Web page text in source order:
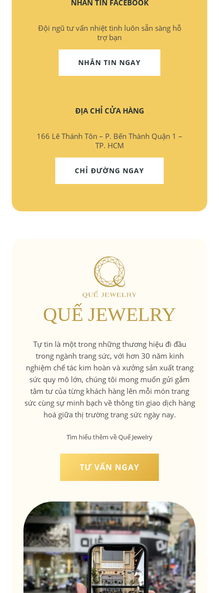
NHẮN TIN FACEBOOK
Đội ngũ tư vấn nhiệt tình luôn sẵn sàng hỗ
trợ bạn
NHẮN TIN NGAY
ĐỊA CHỈ CỬA HÀNG
166 Lê Thánh Tôn – P. Bến Thành Quận 1 –
TP. HCM
CHỈ ĐƯỜNG NGAY
QUẾ JEWELRY
Tự tin là một trong những thương hiệu đi đầu
trong ngành trang sức, với hơn 30 năm kinh
nghiệm chế tác kim hoàn và xưởng sản xuất trang
sức quy mô lớn, chúng tôi mong muốn gửi gắm
tâm tư của từng khách hàng lên mỗi món trang
sức cùng sự minh bạch về thông tin giao dịch hàng
hoá giữa thị trường trang sức ngày nay.
Tìm hiểu thêm về Quế Jewelry
TƯ VẤN NGAY